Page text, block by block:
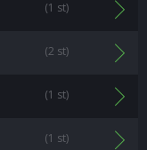
(1 st)
(2 st)
(1 st)
(1 st)